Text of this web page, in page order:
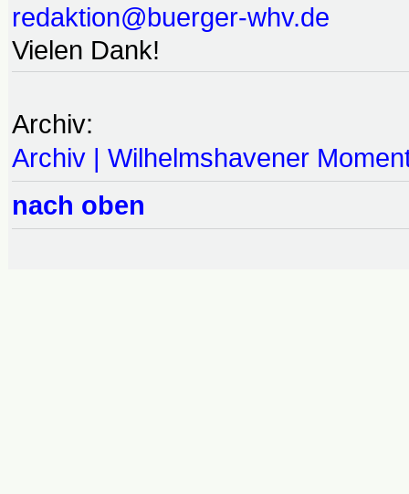
redaktion@buerger-whv.de
Vielen Dank!
Archiv:
Archiv | Wilhelmshavener
nach oben